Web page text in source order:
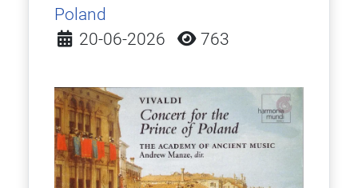
Poland
Detalles
20-06-2026 763